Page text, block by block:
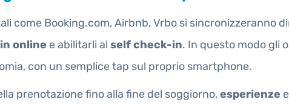
come Booking.com, Airbnb, Vrbo si sincronizzeranno
online e abilitarli al self check-in. In questo modo gli
con un semplice tap sul proprio smartphone.
prenotazione fino alla fine del soggiorno,esperienze